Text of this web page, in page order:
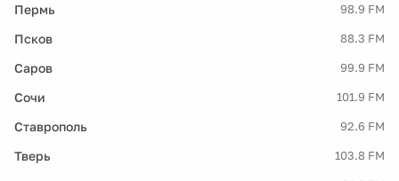
Пермь 98.9 FM
Псков 88.3 FM
Саров 99.9 FM
Сочи 101.9 FM
Ставрополь 92.6 FM
Тверь 103.8 FM